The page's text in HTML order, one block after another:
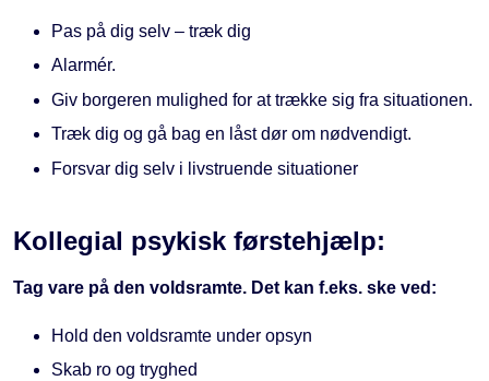
Pas på dig selv – træk dig
Alarmér.
Giv borgeren mulighed for at trække sig fra situationen.
Træk dig og gå bag en låst dør om nødvendigt.
Forsvar dig selv i livstruende situationer
Kollegial psykisk førstehjælp:
Tag vare på den voldsramte. Det kan f.eks. ske ved:
Hold den voldsramte under opsyn
Skab ro og tryghed